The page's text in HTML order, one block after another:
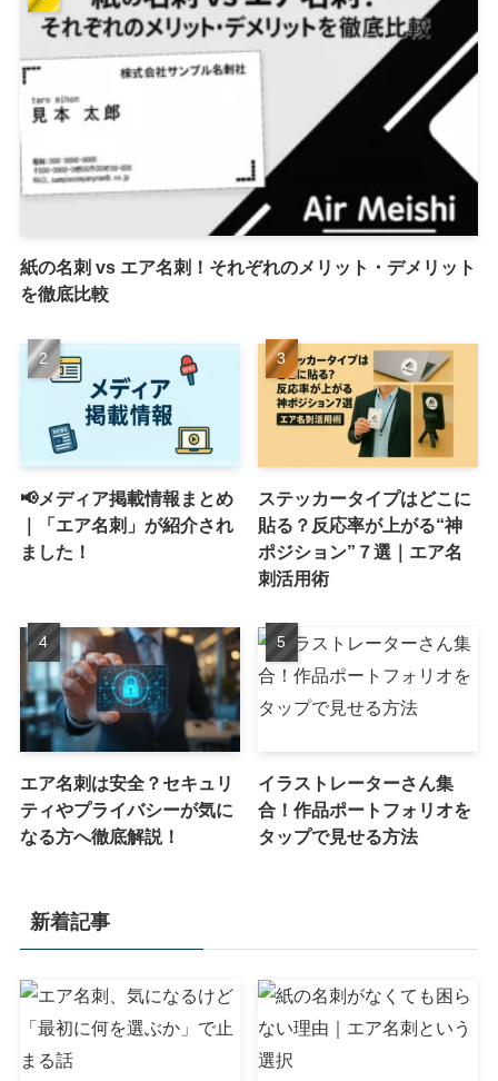
紙の名刺 vs エア名刺！それぞれのメリット・デメリット
を徹底比較
📢メディア掲載情報まとめ
｜「エア名刺」が紹介され
ました！
ステッカータイプはどこに
貼る？反応率が上がる“神
ポジション”７選｜エア名
刺活用術
エア名刺は安全？セキュリ
ティやプライバシーが気に
なる方へ徹底解説！
イラストレーターさん集
合！作品ポートフォリオを
タップで見せる方法
新着記事